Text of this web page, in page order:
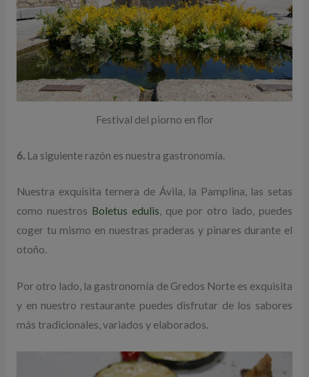
Festival del piorno en flor
6.La siguiente razón es nuestra gastronomía.
Nuestra exquisita ternera de Ávila, la Pamplina, las setas
como nuestros Boletus edulis, que por otro lado, puedes
coger tu mismo en nuestras praderas y pinares durante el
otoño.
Por otro lado, la gastronomía de Gredos Norte es exquisita
y en nuestro restaurante puedes disfrutar de los sabores
más tradicionales, variados y elaborados.